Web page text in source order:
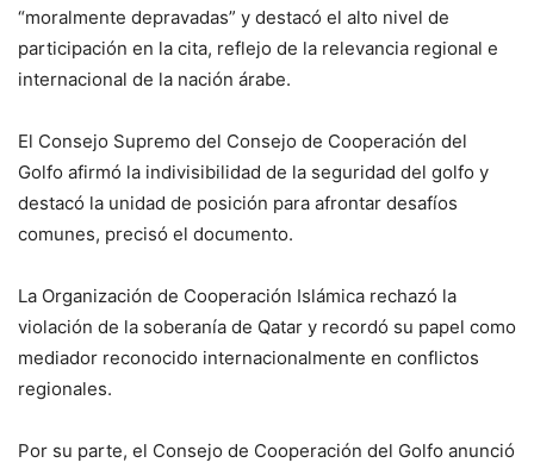
“moralmente depravadas” y destacó el alto nivel de
participación en la cita, reflejo de la relevancia regional e
internacional de la nación árabe.
El Consejo Supremo del Consejo de Cooperación del
Golfo afirmó la indivisibilidad de la seguridad del golfo y
destacó la unidad de posición para afrontar desafíos
comunes, precisó el documento.
La Organización de Cooperación Islámica rechazó la
violación de la soberanía de Qatar y recordó su papel como
mediador reconocido internacionalmente en conflictos
regionales.
Por su parte, el Consejo de Cooperación del Golfo anunció